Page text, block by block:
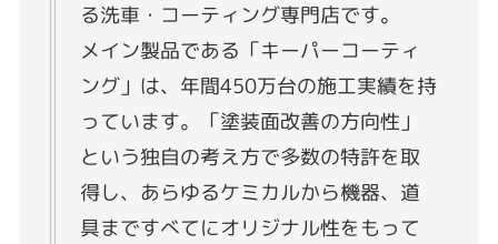
る洗車・コーティング専門店です。
メイン製品である「キーパーコーティ
ング」は、年間450万台の施工実績を持
っています。「塗装面改善の方向性」
という独自の考え方で多数の特許を取
得し、あらゆるケミカルから機器、道
具まですべてにオリジナル性をもって